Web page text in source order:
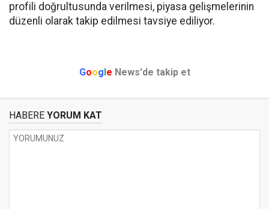
profili doğrultusunda verilmesi, piyasa gelişmelerinin
düzenli olarak takip edilmesi tavsiye ediliyor.
Google News'de takip et
HABERE YORUM KAT